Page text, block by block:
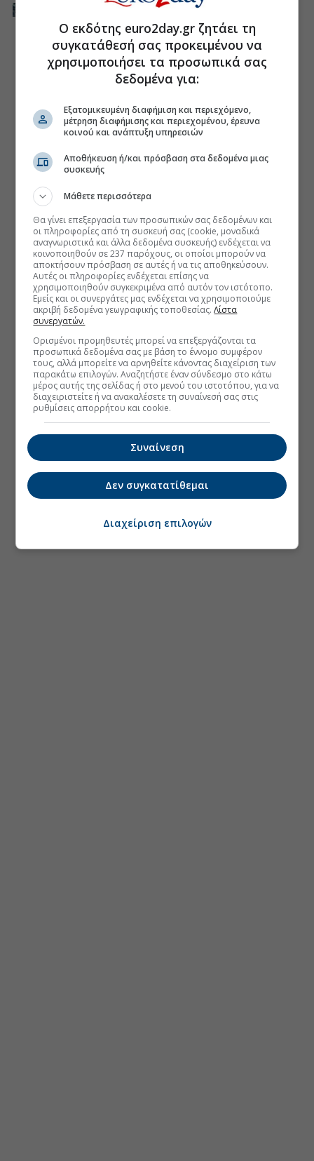
Ο εκδότης euro2day.gr ζητάει τη
συγκατάθεσή σας προκειμένου να
χρησιμοποιήσει τα προσωπικά σας
δεδομένα για:
Εξατομικευμένη διαφήμιση και περιεχόμενο,
μέτρηση διαφήμισης και περιεχομένου, έρευνα
κοινού και ανάπτυξη υπηρεσιών
Αποθήκευση ή/και πρόσβαση στα δεδομένα μιας
συσκευής
Μάθετε περισσότερα
Θα γίνει επεξεργασία των προσωπικών σας δεδομένων και
οι πληροφορίες από τη συσκευή σας (cookie, μοναδικά
αναγνωριστικά και άλλα δεδομένα συσκευής) ενδέχεται να
κοινοποιηθούν σε 237 παρόχους, οι οποίοι μπορούν να
αποκτήσουν πρόσβαση σε αυτές ή να τις αποθηκεύσουν.
Αυτές οι πληροφορίες ενδέχεται επίσης να
χρησιμοποιηθούν συγκεκριμένα από αυτόν τον ιστότοπο.
Εμείς και οι συνεργάτες μας ενδέχεται να χρησιμοποιούμε
ακριβή δεδομένα γεωγραφικής τοποθεσίας.Λίστα
συνεργατών.
Ορισμένοι προμηθευτές μπορεί να επεξεργάζονται τα
προσωπικά δεδομένα σας με βάση το έννομο συμφέρον
τους, αλλά μπορείτε να αρνηθείτε κάνοντας διαχείριση των
παρακάτω επιλογών. Αναζητήστε έναν σύνδεσμο στο κάτω
μέρος αυτής της σελίδας ή στο μενού του ιστοτόπου, για να
διαχειριστείτε ή να ανακαλέσετε τη συναίνεσή σας στις
ρυθμίσεις απορρήτου και cookie.
Συναίνεση
Δεν συγκατατίθεμαι
Διαχείριση επιλογών